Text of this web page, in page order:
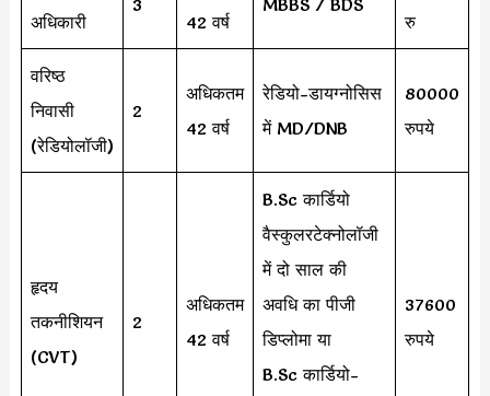
अधिकारी
42 वर्ष
रु
वरिष्ठ
निवासी
(रेडियोलॉजी)
2
अधिकतम
42 वर्ष
रेडियो-डायग्नोसिस
में MD/DNB
80000
रुपये
हृदय
तकनीशियन
(CVT)
2
अधिकतम
42 वर्ष
B.Sc कार्डियो
वैस्कुलरटेक्नोलॉजी
में दो साल की
अवधि का पीजी
डिप्लोमा या
B.Sc कार्डियो-
37600
रुपये